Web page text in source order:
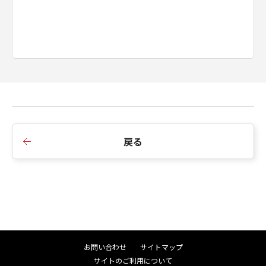
戻る
お問い合わせ
サイトマップ
サイトのご利用について